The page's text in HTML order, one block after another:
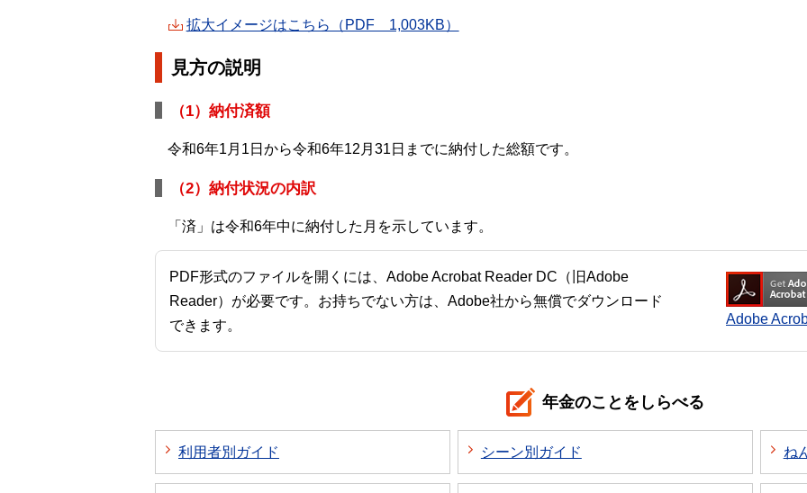
拡大イメージはこちら（PDF 1,003KB）
見方の説明
（1）納付済額
令和6年1月1日から令和6年12月31日までに納付した総額です。
（2）納付状況の内訳
「済」は令和6年中に納付した月を示しています。
PDF形式のファイルを開くには、Adobe Acrobat Reader DC（旧Adobe
Reader）が必要です。お持ちでない方は、Adobe社から無償でダウンロード
できます。
Adobe
年金のことをしらべる
利用者別ガイド シーン別ガイド ね